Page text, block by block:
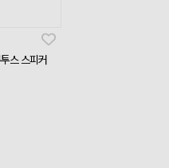
스 스피커